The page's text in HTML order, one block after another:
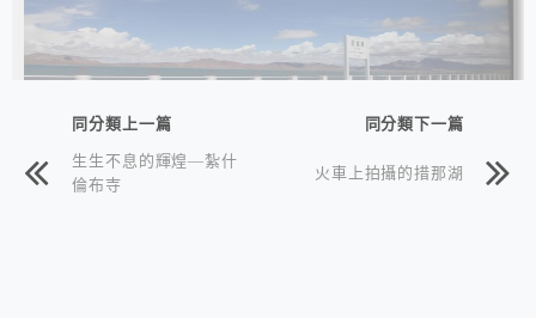
同分類上一篇
生生不息的輝煌—紮什
倫布寺
同分類下一篇
火車上拍攝的措那湖